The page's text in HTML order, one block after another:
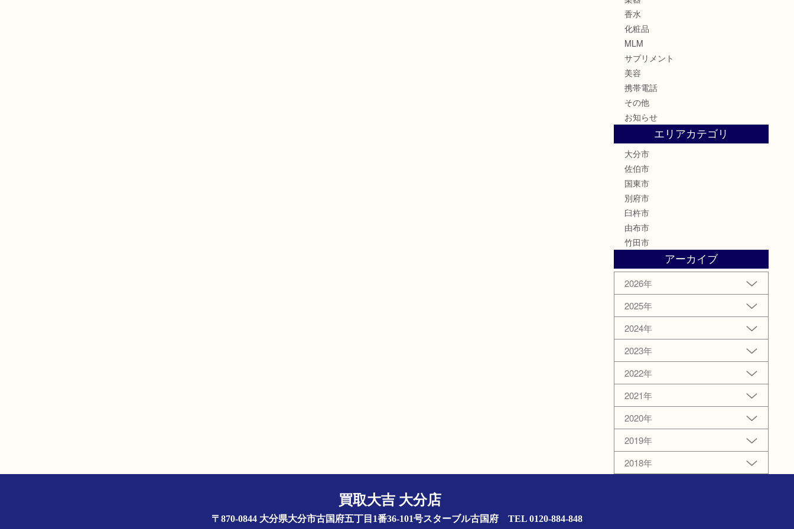
香水
化粧品
MLM
サプリメント
美容
携帯電話
その他
お知らせ
エリアカテゴリ
大分市
佐伯市
国東市
別府市
臼杵市
由布市
竹田市
アーカイブ
2026年
2025年
2024年
2023年
2022年
2021年
2020年
2019年
2018年
買取大吉 大分店
〒870-0844 大分県大分市古国府五丁目1番36-101号スターブル古国府 TEL 0120-884-848